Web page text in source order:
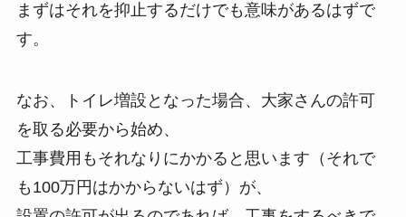
まずはそれを抑止するだけでも意味があるはずで
す。
なお、トイレ増設となった場合、大家さんの許可
を取る必要から始め、
工事費用もそれなりにかかると思います（それで
も100万円はかからないはず）が、